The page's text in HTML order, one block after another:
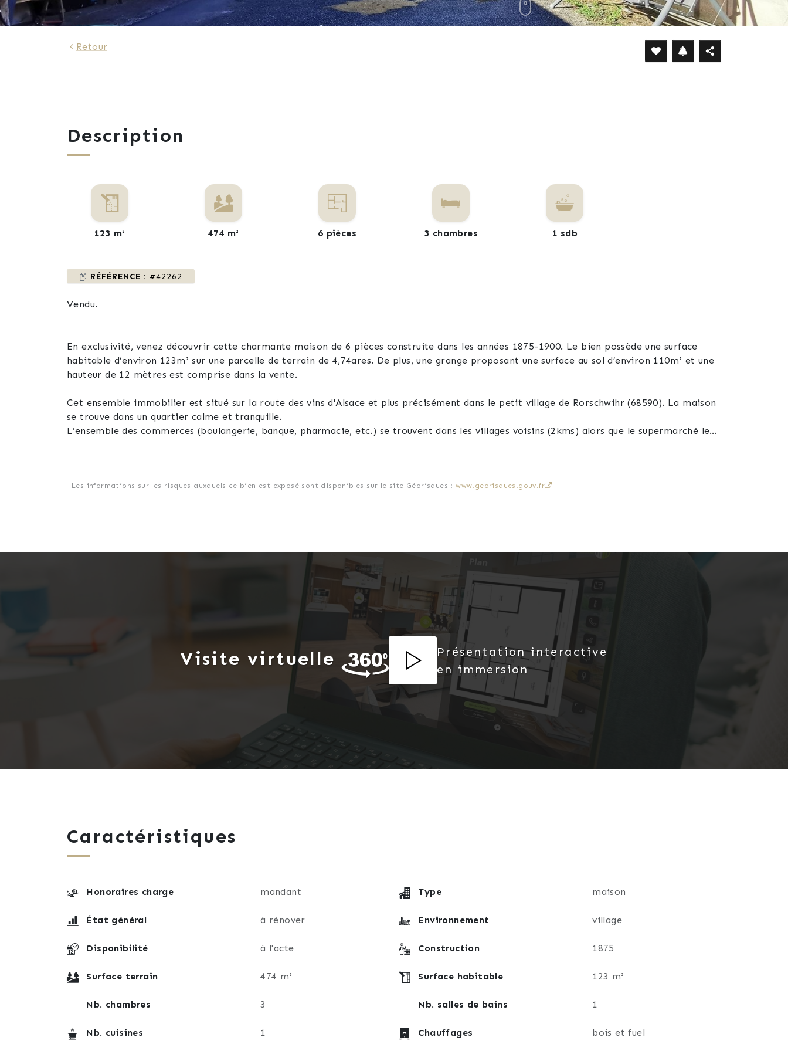
DÉFILER VERS LE BAS
Retour
Description
123 m² 474 m² 6 pièces 3 chambres 1 sdb
RÉFÉRENCE : #42262
Vendu.
En exclusivité, venez découvrir cette charmante maison de 6 pièces construite dans les années 1875-1900. Le bien possède une surface
habitable d’environ 123m² sur une parcelle de terrain de 4,74ares. De plus, une grange proposant une surface au sol d’environ 110m² et une
hauteur de 12 mètres est comprise dans la vente.
Cet ensemble immobilier est situé sur la route des vins d'Alsace et plus précisément dans le petit village de Rorschwihr (68590). La maison
se trouve dans un quartier calme et tranquille.
L’ensemble des commerces (boulangerie, banque, pharmacie, etc.) se trouvent dans les villages voisins (2kms) alors que le supermarché le
De plus, ce bien vous permettra d’avoir une certaine proximité avec :
- 3 chambres spacieuses entre 12 et 13m²
- Une pièce de vie de quasiment 20m² pouvant occuper plusieurs fonctions selon votre projet
De plus, la maison dispose d’un grand sous-sol de 62m² ainsi que des combles aménageables présentant une surface au sol d’environ 72m²
avec une surface habitable potentielle (hauteur > 1,80m) d’environ 26m².
À noter que cet ensemble immobilier nécessite certains travaux pour lui permettre de déployer tout son potentiel.
- Maison saine et authentique (murs en pierres) dans un très bel environnement,
- Situation géographique,
lucas.miclo@lafourmi-immo.com
Les informations sur les risques auxquels ce bien est exposé sont disponibles sur le site Géorisques :www.georisques.gouv.fr
Visite virtuelle
Présentation interactive
en immersion
Caractéristiques
Honoraires charge mandant Type maison
État général à rénover Environnement village
Disponibilité à l'acte Construction 1875
Surface terrain 474 m² Surface habitable 123 m²
Nb. chambres 3 Nb. salles de bains 1
Nb. cuisines 1 Chauffages bois et fuel